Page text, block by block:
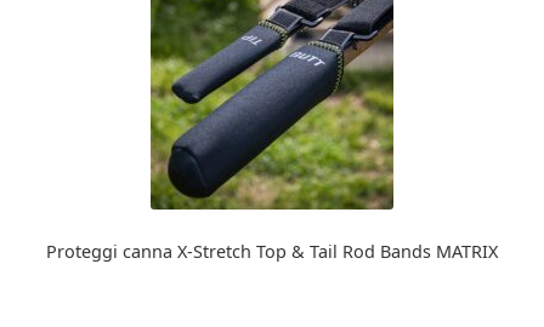
Proteggi canna X-Stretch Top & Tail Rod Bands MATRIX